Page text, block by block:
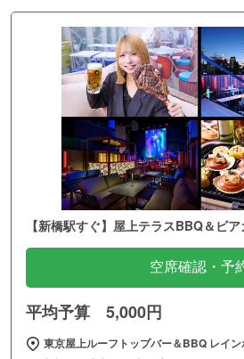
【新橋駅すぐ】屋上テラスBBQ＆ビ
空席確認・予
平均予算 5,000円
東京屋上ルーフトップバー＆BBQ レイ